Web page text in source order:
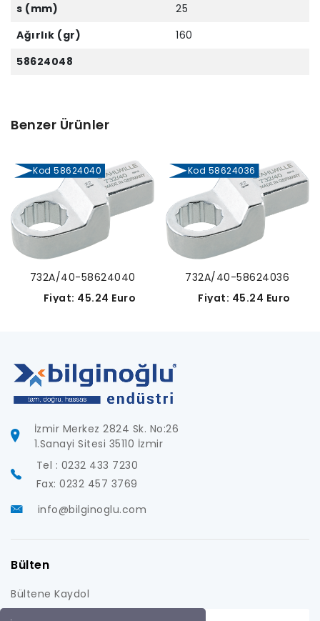
s (mm)
25
Ağırlık (gr)
160
58624048
Benzer Ürünler
Kod 58624040
732A/40-58624040
Fiyat: 45.24 Euro
Kod 58624036
732A/40-58624036
Fiyat: 45.24 Euro
İzmir Merkez 2824 Sk. No:26
1.Sanayi Sitesi 35110 İzmir
Tel : 0232 433 7230
Fax: 0232 457 3769
info@bilginoglu.com
Bülten
Bültene Kaydol